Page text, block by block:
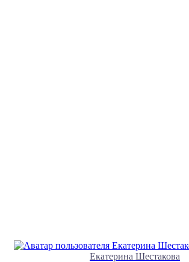
Екатерина Шестакова